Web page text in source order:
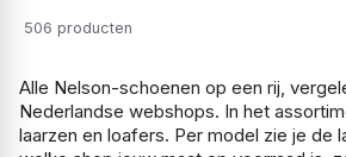
506 producten
Alle Nelson-schoenen op een rij,
Nederlandse webshops. In het
laarzen en loafers. Per model zie je de